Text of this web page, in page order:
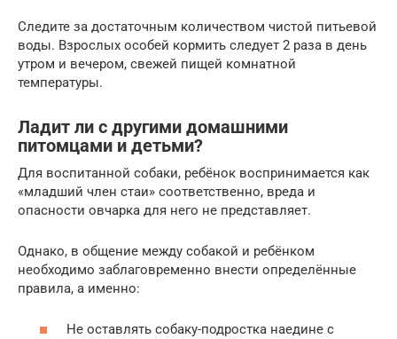
Следите за достаточным количеством чистой питьевой
воды. Взрослых особей кормить следует 2 раза в день
утром и вечером, свежей пищей комнатной
температуры.
Ладит ли с другими домашними
питомцами и детьми?
Для воспитанной собаки, ребёнок воспринимается как
«младший член стаи» соответственно, вреда и
опасности овчарка для него не представляет.
Однако, в общение между собакой и ребёнком
необходимо заблаговременно внести определённые
правила, а именно:
Не оставлять собаку-подростка наедине с